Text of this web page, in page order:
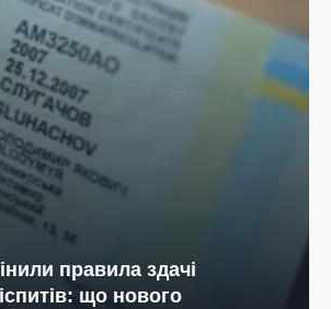
правила здачі
що нового